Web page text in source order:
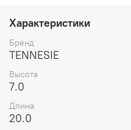
Характеристики
Бренд
TENNESIE
Высота
7.0
Длина
20.0